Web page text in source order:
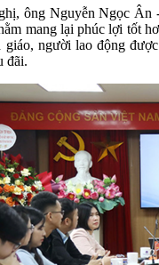
ông Nguyễn Ngọc Ân
mang lại phúc lợi tốt
giáo, người lao động
đãi.